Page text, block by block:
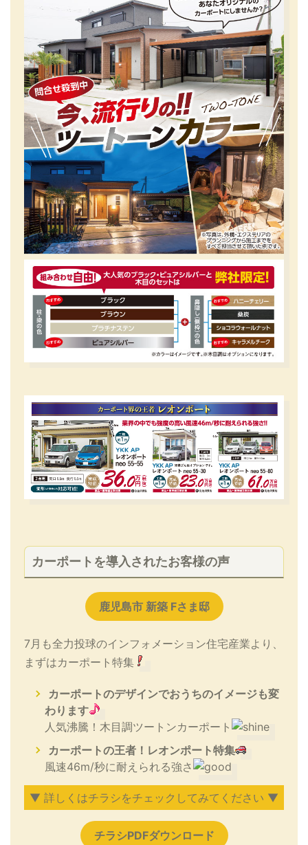
カーポートを導入されたお客様の声
鹿児島市 新築 Fさま邸
7月も全力投球のインフォメーション住宅産業より、
まずはカーポート特集
カーポートのデザインでおうちのイメージも変
わります
人気沸騰！木目調ツートンカーポート
カーポートの王者！レオンポート特集
風速46m/秒に耐えられる強さ
▼ 詳しくはチラシをチェックしてみてください ▼
チラシPDFダウンロード